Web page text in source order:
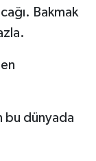
Bakmak
bu dünyada